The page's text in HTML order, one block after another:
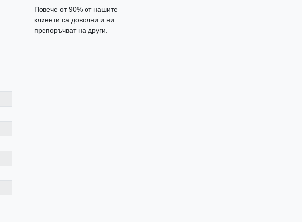
Повече от 90% от нашите
клиенти са доволни и ни
препоръчват на други.